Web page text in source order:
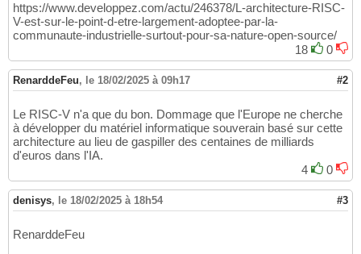
https://www.developpez.com/actu/246378/L-architecture-RISC-
V-est-sur-le-point-d-etre-largement-adoptee-par-la-
communaute-industrielle-surtout-pour-sa-nature-open-source/
18
0
RenarddeFeu, le 18/02/2025 à 09h17 #2
Le RISC-V n'a que du bon. Dommage que l'Europe ne cherche
à développer du matériel informatique souverain basé sur cette
architecture au lieu de gaspiller des centaines de milliards
d'euros dans l'IA.
4
0
denisys, le 18/02/2025 à 18h54 #3
RenarddeFeu